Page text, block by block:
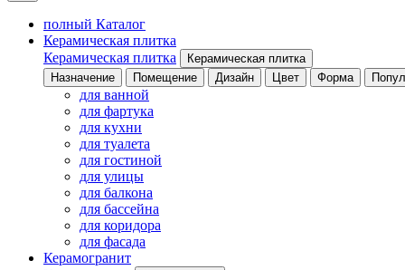
полный Каталог
Керамическая плитка
Керамическая плитка
Керамическая плитка
Назначение
Помещение Дизайн Цвет Форма
для ванной
для фартука
для кухни
для туалета
для гостиной
для улицы
для балкона
для бассейна
для коридора
для фасада
Керамогранит